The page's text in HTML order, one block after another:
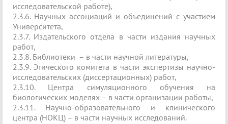
исследовательской работе),
2.3.6. Научных ассоциаций и объединений с участием
Университета,
2.3.7. Издательского отдела в части издания научных
работ,
2.3.8. Библиотеки – в части научной литературы,
2.3.9. Этического комитета в части экспертизы научно-
исследовательских (диссертационных) работ,
2.3.10. Центра симуляционного обучения на
биологических моделях – в части организации работы,
2.3.11. Научно-образовательного и клинического
центра (НОКЦ) – в части научных исследований.